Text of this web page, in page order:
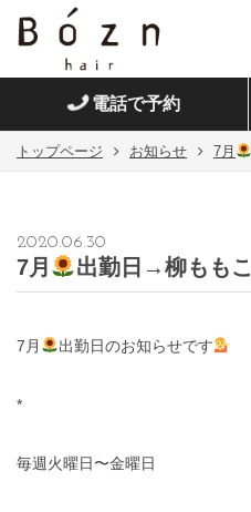
電話で予約
トップページ お知らせ 7月
7月 出勤日→柳ももこ
2020.06.30
7 月 出勤日のお知らせです
*
毎週火曜日〜金曜日